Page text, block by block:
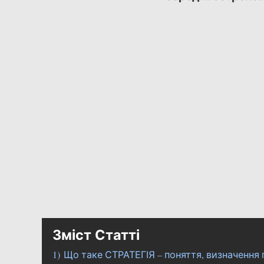
Зміст Статті
1) Що таке СТРАТЕГІЯ – поняття,